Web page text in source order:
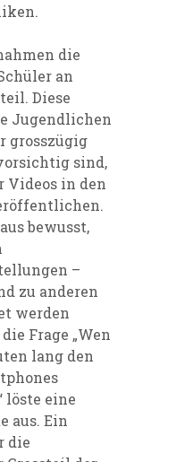
die
an
Diese
Jugendlichen
grosszügig
sind,
Videos in den
bewusst,
–
zu anderen
werden
Frage „Wen
lang den
löste eine
aus. Ein
die